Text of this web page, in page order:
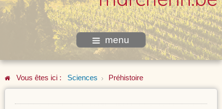
menu
Vous êtes ici : Sciences Préhistoire